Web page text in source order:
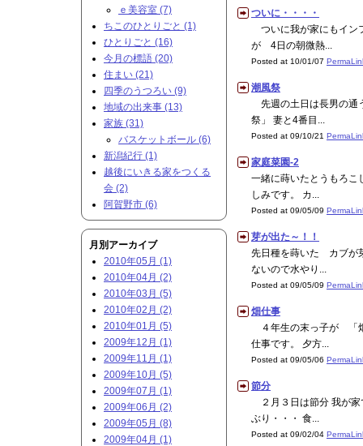
ついに・・・・
ついに我が家にもイン
が 4日の朝微熱...
Posted at 10/01/07
潮風祭
先週の土日は長男の通
祭」 妻と4番目...
Posted at 09/10/21
家庭菜園-2
一緒に蒔いたとうもろこ
しみです。 カ...
Posted at 09/05/09
芽が出た～！！
先日種を蒔いた カブが
ないので水やり...
Posted at 09/05/09
畑仕事
４年生の末っ子が 「
仕事です。 夕方...
Posted at 09/05/06
節分
２月３日は節分 我が家
ぶり・・・ 食...
Posted at 09/02/04
ｅ美容室 (7)
ちこのひとりごと (1)
ひとりごと (16)
今月の標語 (20)
住まい (21)
四季のうつろい (9)
地域の出来事 (13)
家族 (31)
バスケットボール (6)
新潟紀行 (1)
越後にいきる家をつくる
会 (2)
阿賀野市 (6)
月別アーカイブ
2010年05月 (1)
2010年04月 (2)
2010年03月 (5)
2010年02月 (2)
2010年01月 (5)
2009年12月 (1)
2009年11月 (1)
2009年10月 (5)
2009年07月 (1)
2009年06月 (2)
2009年05月 (8)
2009年04月 (1)